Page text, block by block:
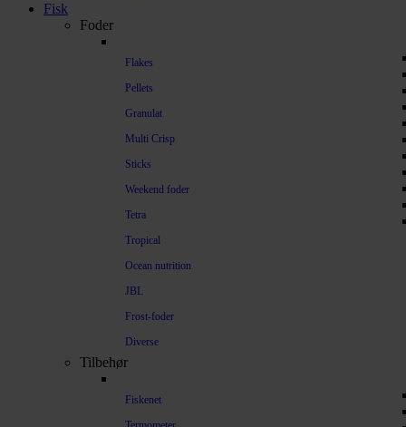
Fisk
Foder
Flakes
Pellets
Granulat
Multi Crisp
Sticks
Weekend foder
Tetra
Tropical
Ocean nutrition
JBL
Frost-foder
Diverse
Tilbehør
Fiskenet